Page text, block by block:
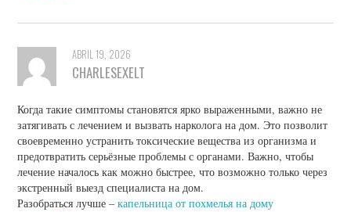
ABRIL 19, 2026
CHARLESEXELT
Когда такие симптомы становятся ярко выраженными, важно не
затягивать с лечением и вызвать нарколога на дом. Это позволит
своевременно устранить токсические вещества из организма и
предотвратить серьёзные проблемы с органами. Важно, чтобы
лечение началось как можно быстрее, что возможно только через
экстренный выезд специалиста на дом.
Разобраться лучше –капельница от похмелья на дому